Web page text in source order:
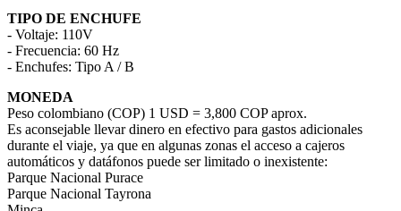
TIPO DE ENCHUFE
- Voltaje: 110V
- Frecuencia: 60 Hz
- Enchufes: Tipo A / B
MONEDA
Peso colombiano (COP) 1 USD = 3,800 COP aprox.
Es aconsejable llevar dinero en efectivo para gastos adicionales
durante el viaje, ya que en algunas zonas el acceso a cajeros
automáticos y datáfonos puede ser limitado o inexistente:
Parque Nacional Purace
Parque Nacional Tayrona